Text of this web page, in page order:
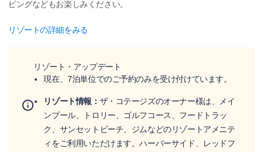
ピングなどもお楽しみください。
リゾートの詳細をみる
リゾート・アップデート
現在、7泊単位でのご予約のみを受け付けています。
リゾート情報： ザ・コテージズのオーナー様は、メイ
ンプール、トロリー、ゴルフコース、フードトラッ
ク、サンセットビーチ、ジムなどのリゾートアメニテ
ィをご利用いただけます。ハーバーサイド、レッドフ